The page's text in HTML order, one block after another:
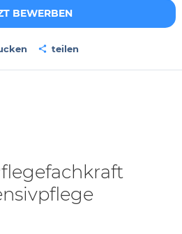
BEWERBEN
teilen